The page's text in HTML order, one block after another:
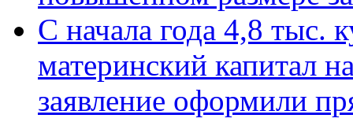
С начала года 4,8 тыс.
материнский капитал
заявление оформили